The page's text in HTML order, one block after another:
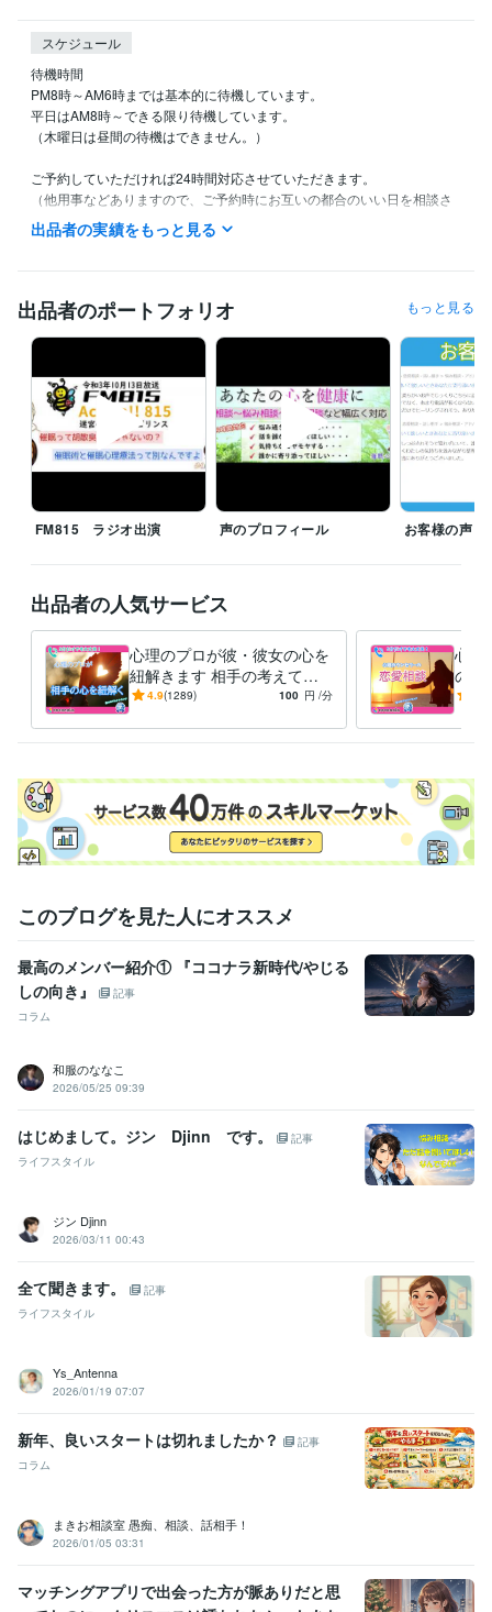
スケジュール
待機時間
PM8時～AM6時までは基本的に待機しています。
平日はAM8時～できる限り待機しています。
（木曜日は昼間の待機はできません。）
ご予約していただければ24時間対応させていただきます。
（他用事などありますので、ご予約時にお互いの都合のいい日を相談さ
せていただきます。）
※待機中の場合はメッセージ不要です
※『予約申込み』で購入されますと、ココナラのシステム上1時間単位で
すぐにお電話希望の際は、待機中なのをご確認の上『すぐに電話』で購
入ください。
（待機中になっていなければ一度ダイレクトメッセージください。でき
る限り対応させていただきます。）
ライフスタイル・その他 / カウンセラー・コーチ 経験年数 : 23年
ライフスタイル・その他 / キャリア・資格アドバイザー
経験年数 : 8
心遣いアンテナ（16年目突入！）
ヘルスセミナー 経営者向け　メンタルヘルスケア対策セミナー 障が
い者向け就労支援　メンタルヘルスセミナー
障がい者向け就労支
援　メンタルヘルスセミナー
資格・検定
キャリアコンサルタント 取得年 : 2014年
得意分野
悩み相談・カウンセリング 悩み相談 自己暗示の解き方
カウンセリング 愚痴 うつ 暗示 催眠
肯定
コーチング
出品者の実績をもっと見る
出品者のポートフォリオ もっと見る
FM815 ラジオ出演 声のプロフィール お客様の声
出品者の人気サービス
心理のプロが彼・彼女の心を
紐解きます 相手の考えてい
ることがわからないあなたへ
4.9(1289) 100 円 /分
心理
の恋
の気
きま
このブログを見た人にオススメ
最高のメンバー紹介① 『ココナラ新時代/やじる
しの向き』
記事
コラム
和服のななこ
2026/05/25 09:39
はじめまして。ジン Djinn です。
記事
ライフスタイル
ジン Djinn
2026/03/11 00:43
全て聞きます。
記事
ライフスタイル
Ys_Antenna
2026/01/19 07:07
新年、良いスタートは切れましたか？
記事
コラム
まきお相談室 愚痴、相談、話相手！
2026/01/05 03:31
マッチングアプリで出会った方が脈ありだと思